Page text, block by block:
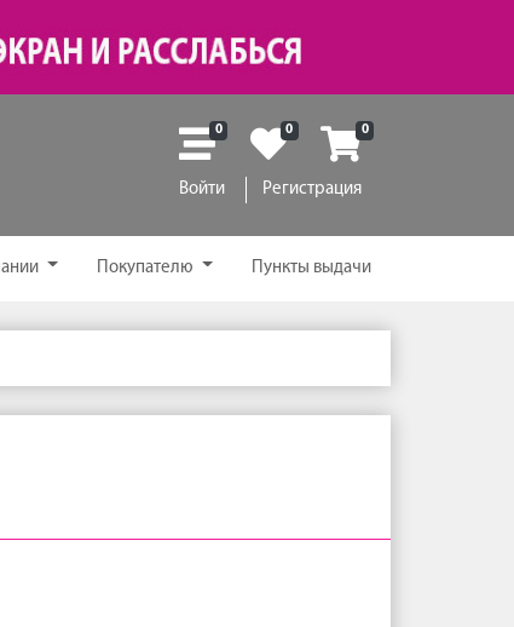
0 0 0
Войти Регистрация
Покупателю Пункты выдачи